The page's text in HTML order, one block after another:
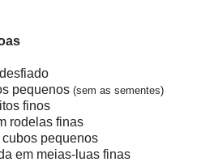
desfiado
pequenos (sem as sementes)
finos
rodelas finas
pequenos
em meias-luas finas